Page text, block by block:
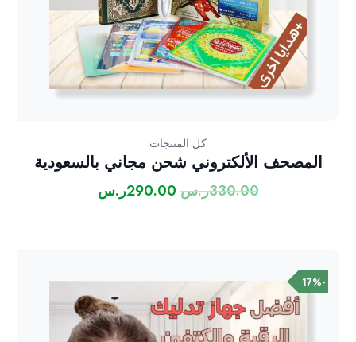
كل المنتجات
المصحف الألكتروني شحن مجاني بالسعودية
330.00ر.س السعر
290.00ر.س
-17%